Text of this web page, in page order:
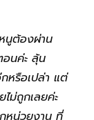
นูต้องผ่าน
นค่ะ ลุ้น
หรือเปล่า แต่
ม่ถูกเลยค่ะ